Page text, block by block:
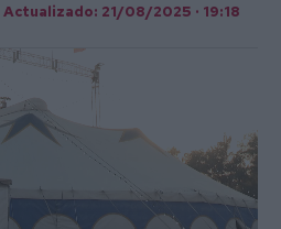
Actualizado: 21/08/2025 · 19:18